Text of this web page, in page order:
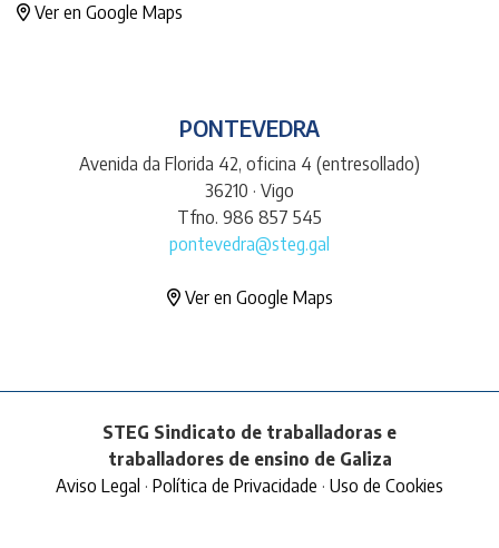
Ver en Google Maps
PONTEVEDRA
Avenida da Florida 42, oficina 4 (entresollado)
36210 · Vigo
Tfno. 986 857 545
pontevedra@steg.gal
Ver en Google Maps
STEG Sindicato de traballadoras e
traballadores de ensino de Galiza
Aviso Legal · Política de Privacidade · Uso de Cookies